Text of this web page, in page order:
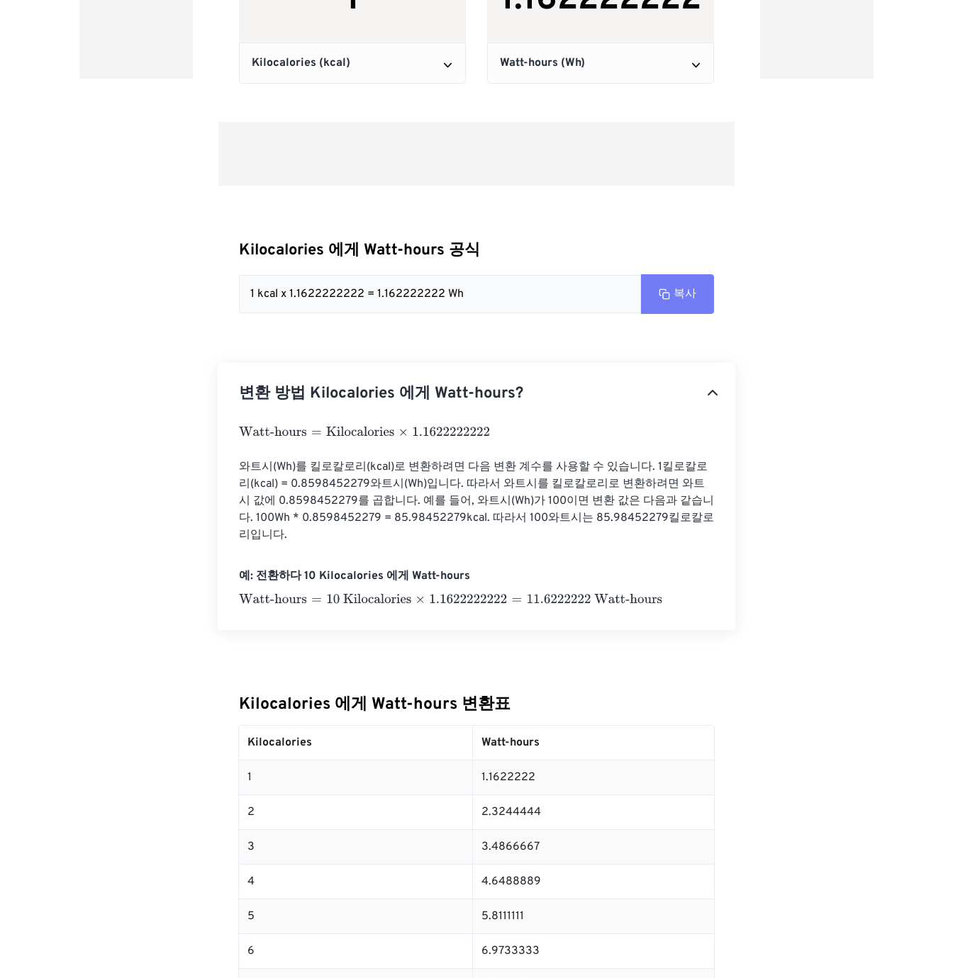
Kilocalories 에게 Watt-hours 공식
1 kcal x 1.1622222222 = 1.162222222 Wh 복사
변환 방법 Kilocalories 에게 Watt-hours?
Watt-hours=Kilocalories×1.1622222222
와트시(Wh)를 킬로칼로리(kcal)로 변환하려면 다음 변환 계수를 사용할 수 있습니다. 1킬로칼로
리(kcal) = 0.8598452279와트시(Wh)입니다. 따라서 와트시를 킬로칼로리로 변환하려면 와트
시 값에 0.8598452279를 곱합니다. 예를 들어, 와트시(Wh)가 100이면 변환 값은 다음과 같습니
다. 100Wh * 0.8598452279 = 85.98452279kcal. 따라서 100와트시는 85.98452279킬로칼로
리입니다.
예: 전환하다 10 Kilocalories 에게 Watt-hours
Watt-hours=10 Kilocalories×1.1622222222=11.6222222 Watt-hours
Kilocalories 에게 Watt-hours 변환표
Kilocalories Watt-hours
1 1.1622222
2 2.3244444
3 3.4866667
4 4.6488889
5 5.8111111
6 6.9733333